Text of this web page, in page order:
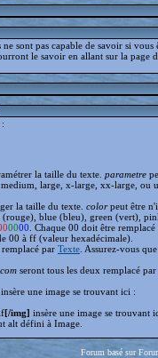
sont pas capable de savoir si vous
le savoir en allant sur la page
la taille du texte. parametre
large, x-large, xx-large, ou
la taille du texte. colorpeut être
blue (bleu), green (vert),
0000 . Chaque 00 doit être
00 à ff (valeur hexadécimale).
remplacé par Texte . Assurez-vous
seront tous les deux remplacé par
insère une image se trouvant ici :
[/img] insère une image se trouvant
alt défini à Image.
Forum basé sur